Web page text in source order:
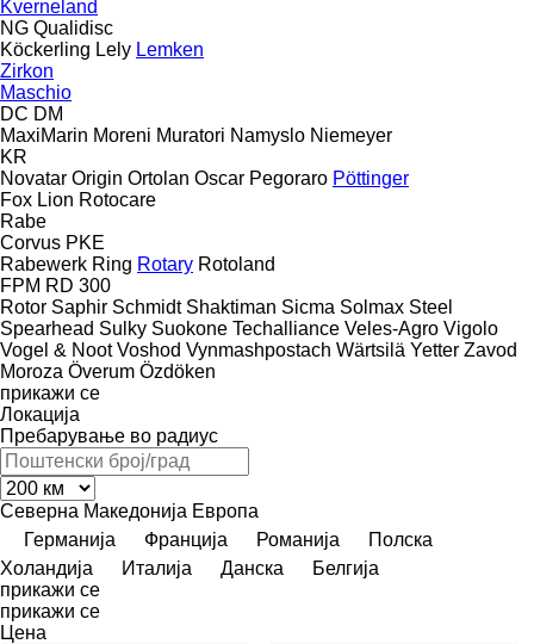
Kverneland
NG Qualidisc
Köckerling Lely Lemken
Zirkon
Maschio
DC DM
MaxiMarin Moreni Muratori Namyslo Niemeyer
KR
Novatar Origin Ortolan Oscar Pegoraro Pöttinger
Fox Lion Rotocare
Rabe
Corvus PKE
Rabewerk Ring Rotary Rotoland
FPM RD 300
Rotor Saphir Schmidt Shaktiman Sicma Solmax Steel
Spearhead Sulky Suokone Techalliance Veles-Agro Vigolo
Vogel & Noot Voshod Vynmashpostach Wärtsilä Yetter Zavod
Moroza Överum Özdöken
прикажи се
Локација
Пребарување во радиус
Северна Македонија Европа
Германија
Франција Романија
Полска
Холандија
Италија Данска
Белгија
прикажи се
прикажи се
Цена